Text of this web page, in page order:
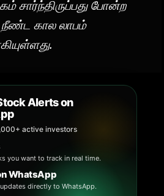
சார்ந்திருப்பது போன்ற
கால லாபம்
Alerts on
active investors
you want to track in real time.
WhatsApp
directly to WhatsApp.